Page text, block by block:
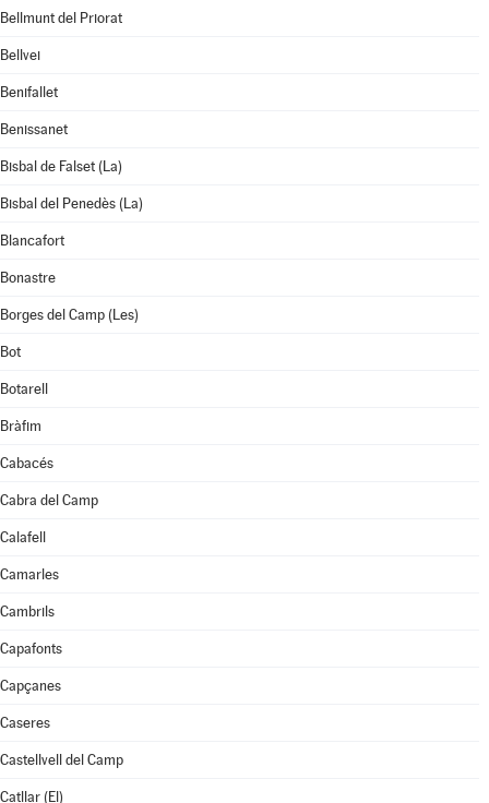
Bellmunt del Priorat
Bellvei
Benifallet
Benissanet
Bisbal de Falset (La)
Bisbal del Penedès (La)
Blancafort
Bonastre
Borges del Camp (Les)
Bot
Botarell
Bràfim
Cabacés
Cabra del Camp
Calafell
Camarles
Cambrils
Capafonts
Capçanes
Caseres
Castellvell del Camp
Catllar (El)